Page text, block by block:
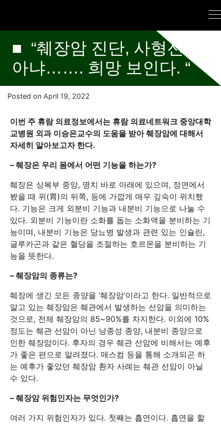
■ “췌장암 진단, 사형선고
아냐……. 희망 보인다. “
Posted on April 19, 2022
이번 주 휴람 의료정보에서는 휴람 의료네트워크 중앙대학
교병원 외과 이승은교수의 도움을 받아 췌장암에 대해서
자세히 알아보고자 한다.
– 췌장은 우리 몸에서 어떤 기능을 하는가?
췌장은 상복부 중앙, 명치 바로 아래에 있으며, 정면에서
봤을 때 위(胃)의 뒤쪽, 등에 가깝게 매우 깊숙이 위치했
다. 기능은 크게 외분비 기능과 내분비 기능으로 나눌 수
있다. 외분비 기능이란 소화를 돕는 소화액을 분비하는 기
능이며, 내분비 기능은 당뇨병 발생과 관련 있는 인슐린,
글루카곤과 같은 혈당을 조절하는 호르몬을 분비하는 기
능을 뜻한다.
– 췌장암의 종류는?
췌장에 생긴 모든 종양을 ‘췌장암’이라고 한다. 일반적으로
알고 있는 췌장암은 췌관에서 발생하는 선암을 의미하는
것으로, 전체 췌장암의 85~90%를 차지한다. 이외에 10%
정도는 췌관 선암이 아닌 낭종성 종양, 내분비 종양으로
인한 췌장암이다. 후자의 경우 췌관 선암에 비해서는 예후
가 좋은 편으로 알려졌다. 매스컴 등을 통해 소개되곤 하
는 예후가 좋았던 췌장암 환자 사례는 췌관 선암이 아닐
수 있다.
– 췌장암 위험인자는 무엇인가?
여러 가지 위험인자가 있다. 첫째는 흡연이다. 흡연을 할